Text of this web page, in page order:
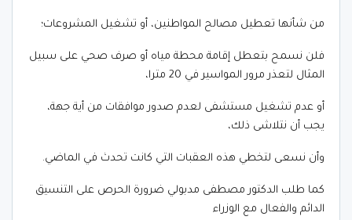
من شأنها تعطيل مصالح المواطنين، أو تشغيل المشروعات؛
فلن نسمح بتعطل إقامة محطة مياه أو صرف صحي على سبيل
المثال لتعذر مرور المواسير في 20 مترا،
أو عدم تشغيل مستشفى لعدم صدور موافقات من أية جهة،
يجب أن نتلاشى ذلك،
وأن نسعى لتخطي هذه العقبات التي كانت تحدث في الماضي.
كما طلب الدكتور مصطفى مدبولي ضرورة الحرص على التنسيق
الدائم والفعال مع الوزراء